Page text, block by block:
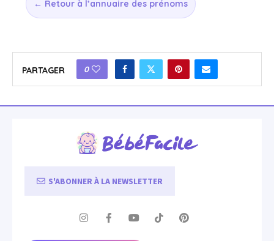
← Retour à l’annuaire des prénoms
PARTAGER 0
S'ABONNER À LA NEWSLETTER